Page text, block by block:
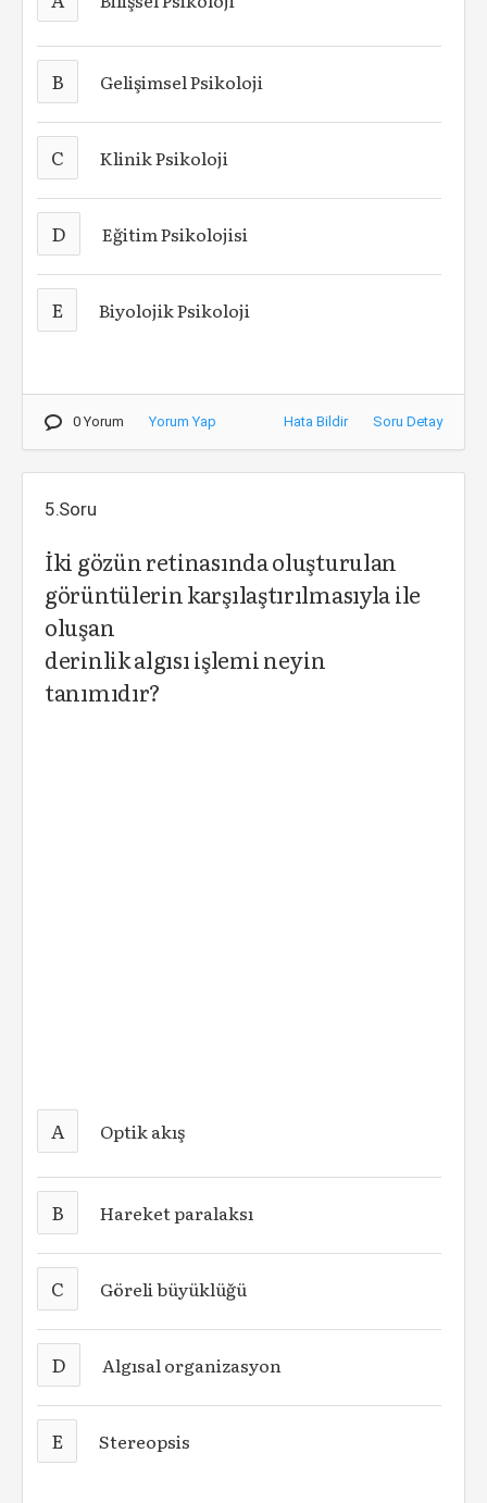
B Gelişimsel Psikoloji
C Klinik Psikoloji
D Eğitim Psikolojisi
E Biyolojik Psikoloji
0 Yorum Yorum Yap Hata Bildir Soru Detay
5.Soru
İki gözün retinasında oluşturulan
görüntülerin karşılaştırılmasıyla ile
oluşan
derinlik algısı işlemi neyin
tanımıdır?
A Optik akış
B Hareket paralaksı
C Göreli büyüklüğü
D Algısal organizasyon
E Stereopsis